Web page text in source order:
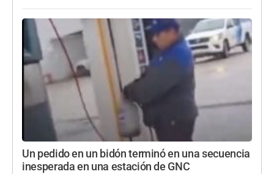
Un pedido en un bidón terminó en una secuencia
inesperada en una estación de GNC